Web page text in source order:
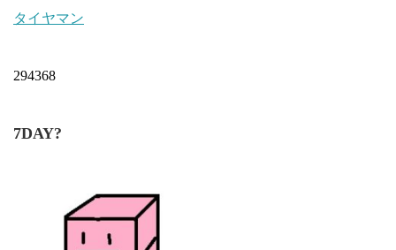
タイヤマン
294368
7DAY?